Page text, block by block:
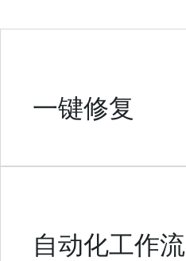
一键修复
自动化工作流